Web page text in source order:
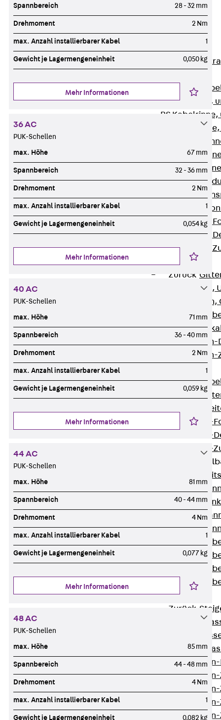
Ausbau
Zurück Produkte
Zurück
R Kabelrinne,
RS
RG
RGM
RGS
RGL
RI
RIS
Kabelrinnen-
Kabelrinnen-
Kabelrinnen-
Gitterbahnen
Zurück
G Gitterbahn,
GI
GTD
GTDW
Gitterbahnen-
Zurück
LGG
LGGS
Kabelleitern-
Kabelleitern-
Kabelleitern-
WPL
WL
WPR
WLR
Steigetrassen
Zurück
STU
ST
LGG
Steigetrassen-
Spannbereich 28 - 32 mm
Drehmoment 2 Nm
max. Anzahl installierbarer Kabel 1
Gewicht je Lagermengeneinheit 0,050 kg
Mehr Informationen
36 AC
PUK-Schellen
max. Höhe 67 mm
Spannbereich 32 - 36 mm
Drehmoment 2 Nm
max. Anzahl installierbarer Kabel 1
Gewicht je Lagermengeneinheit 0,054 kg
Mehr Informationen
40 AC
PUK-Schellen
max. Höhe 71 mm
Spannbereich 36 - 40 mm
Drehmoment 2 Nm
max. Anzahl installierbarer Kabel 1
Gewicht je Lagermengeneinheit 0,059 kg
Mehr Informationen
44 AC
PUK-Schellen
max. Höhe 81 mm
Spannbereich 40 - 44 mm
Drehmoment 4 Nm
max. Anzahl installierbarer Kabel 1
Gewicht je Lagermengeneinheit 0,077 kg
Mehr Informationen
48 AC
PUK-Schellen
max. Höhe 85 mm
Spannbereich 44 - 48 mm
Drehmoment 4 Nm
max. Anzahl installierbarer Kabel 1
Gewicht je Lagermengeneinheit 0,082 kg